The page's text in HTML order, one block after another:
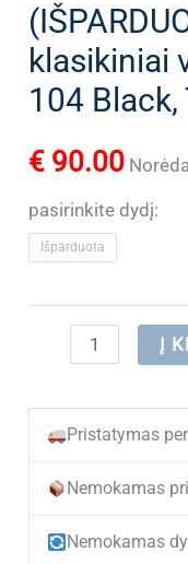
klasikiniai
104 Black,
€ 90.00
pasirinkite dydį:
Išparduota
produkto
(IŠPARDUOTA)
Odiniai
klasikiniai
batai
Į
Pristatymas
Nemokamas
Nemokamas